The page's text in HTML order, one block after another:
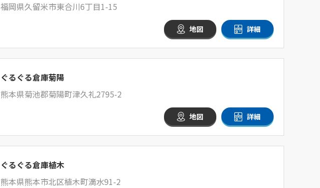
福岡県久留米市東合川6丁目1-15
地図 詳細
ぐるぐる倉庫菊陽
熊本県菊池郡菊陽町津久礼2795-2
地図 詳細
ぐるぐる倉庫植木
熊本県熊本市北区植木町滴水91-2